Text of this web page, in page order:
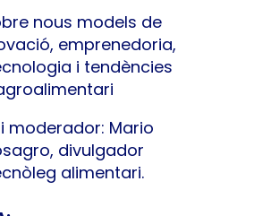
nous models de
emprenedoria,
i tendències
moderador: Mario
divulgador
alimentari.